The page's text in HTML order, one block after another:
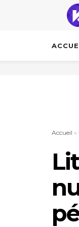
Accueil »